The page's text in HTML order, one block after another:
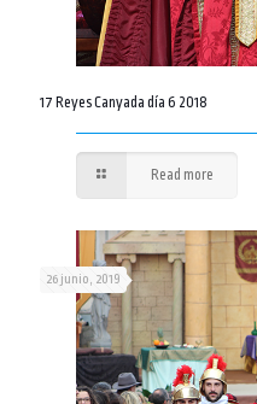
17 Reyes Canyada día 6 2018
Read more
26 junio, 2019